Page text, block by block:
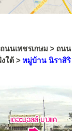
นนเพชรเกษม > ถนน
ใต้ > หมู่บ้าน นิราสิริ